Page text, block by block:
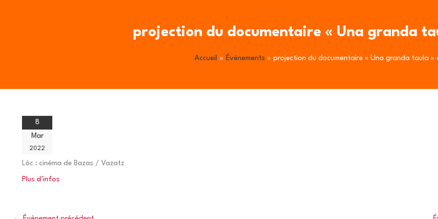
projection du documentaire « Una granda
Accueil Évènements projection du documentaire « Una granda taula »
8
Mar
2022
Lòc : cinéma de Bazas / Vazatz
Plus d’infos